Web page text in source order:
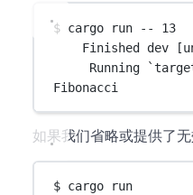
$ cargo run -- 13
Finished dev
Running
Fibonacci
如果我们省略或提供了无
$ cargo run